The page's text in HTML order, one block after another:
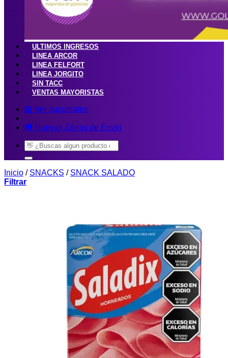
ULTIMOS INGRESOS
LINEA ARCOR
LINEA FELFORT
LINEA JORGITO
SIN TACC
VENTAS MAYORISTAS
🏪 Ver sucursales
🚚 Nuevas Zonas de Envio
Buscar
por:
Inicio / SNACKS / SNACK SALADO
Filtrar